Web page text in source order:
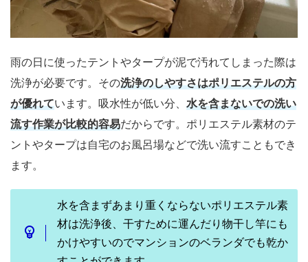
雨の日に使ったテントやタープが泥で汚れてしまった際は
洗浄が必要です。その洗浄のしやすさはポリエステルの方
が優れています。吸水性が低い分、 水を含まないでの洗い
流す作業が比較的容易だからです。ポリエステル素材のテ
ントやタープは自宅のお風呂場などで洗い流すこともでき
ます。
水を含まずあまり重くならないポリエステル素
材は洗浄後、干すために運んだり物干し竿にも
かけやすいのでマンションのベランダでも乾か